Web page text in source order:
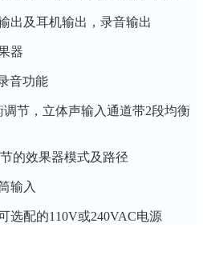
出及耳机输出，录音输出
器
音功能
节，立体声输入通道带2段均衡
的效果器模式及路径
输入
选配的110V或240VAC电源